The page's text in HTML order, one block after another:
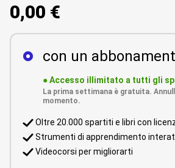
0,00 €
con un
●Accesso illimitato a tutti gli
La prima settimana è gratuita.
momento.
Oltre 20.000 spartiti e libri con
Strumenti di apprendimento
Videocorsi per migliorarti